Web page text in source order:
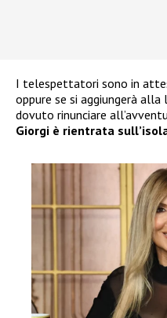
I telespettatori sono in
oppure se si aggiungerà
dovuto rinunciare
Giorgi è rientrata